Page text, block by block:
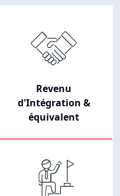
Revenu
d'Intégration &
équivalent